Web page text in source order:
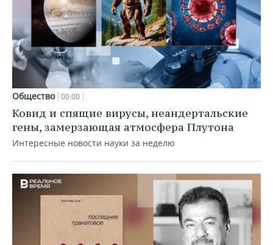
Общество 00:00
Ковид и спящие вирусы, неандертальские
гены, замерзающая атмосфера Плутона
Интересные новости науки за неделю